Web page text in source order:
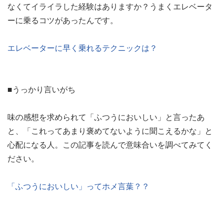
なくてイライラした経験はありますか？うまくエレベータ
ーに乗るコツがあったんです。
エレベーターに早く乗れるテクニックは？
■うっかり言いがち
味の感想を求められて「ふつうにおいしい」と言ったあ
と、「これってあまり褒めてないように聞こえるかな」と
心配になる人。この記事を読んで意味合いを調べてみてく
ださい。
「ふつうにおいしい」ってホメ言葉？？